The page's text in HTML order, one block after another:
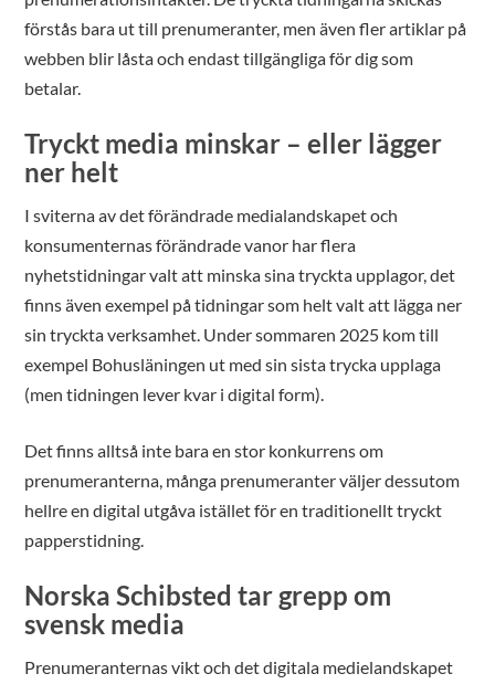
förstås bara ut till prenumeranter, men även fler artiklar på
webben blir låsta och endast tillgängliga för dig som
betalar.
Tryckt media minskar – eller lägger
ner helt
I sviterna av det förändrade medialandskapet och
konsumenternas förändrade vanor har flera
nyhetstidningar valt att minska sina tryckta upplagor, det
finns även exempel på tidningar som helt valt att lägga ner
sin tryckta verksamhet. Under sommaren 2025 kom till
exempel Bohusläningen ut med sin sista trycka upplaga
(men tidningen lever kvar i digital form).
Det finns alltså inte bara en stor konkurrens om
prenumeranterna, många prenumeranter väljer dessutom
hellre en digital utgåva istället för en traditionellt tryckt
papperstidning.
Norska Schibsted tar grepp om
svensk media
Prenumeranternas vikt och det digitala medielandskapet